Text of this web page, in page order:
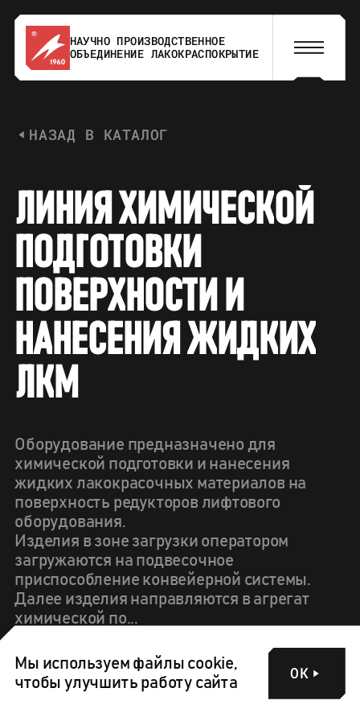
НАУЧНО ПРОИЗВОДСТВЕННОЕ
ОБЪЕДИНЕНИЕ ЛАКОКРАСПОКРЫТИЕ
НАЗАД В КАТАЛОГ
Л И Н ИЯ ХИ М ИЧ ЕСКОЙ
ПОДГОТОВКИ
ПОВЕРХНОСТИ И
НАН ЕСЕН ИЯ ЖИДКИХ
Л КМ
Оборудование предназначено для
химической подготовки и нанесения
жидких лакокрасочных материалов на
поверхность редукторов лифтового
оборудования.
Изделия в зоне загрузки оператором
загружаются на подвесочное
приспособление конвейерной системы.
Далее изделия направляются в агрегат
химической по...
ПОДРОБНЕЕ
Мы используем файлы cookie,
чтобы улучшить работу сайта
ОК